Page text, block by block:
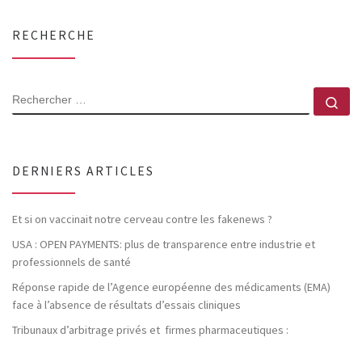
RECHERCHE
RECHERCHER
DERNIERS ARTICLES
Et si on vaccinait notre cerveau contre les fakenews ?
USA : OPEN PAYMENTS: plus de transparence entre industrie et
professionnels de santé
Réponse rapide de l’Agence européenne des médicaments (EMA)
face à l’absence de résultats d’essais cliniques
Tribunaux d’arbitrage privés et firmes pharmaceutiques :